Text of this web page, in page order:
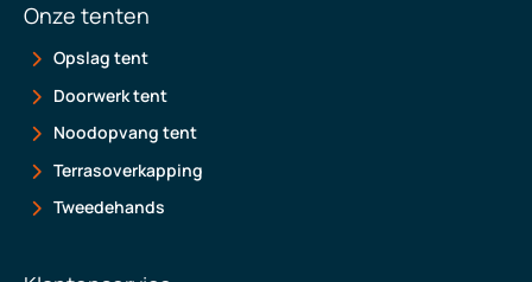
Onze tenten
Opslag tent
Doorwerk tent
Noodopvang tent
Terrasoverkapping
Tweedehands